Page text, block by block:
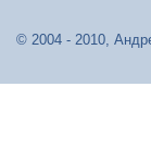
© 2004 - 2010,